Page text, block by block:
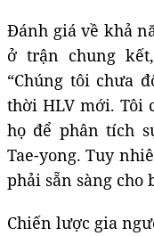
Đánh giá về khả
ở trận chung
“Chúng tôi chưa
thời HLV mới. Tôi
họ để phân tích
Tae-yong. Tuy
phải sẵn sàng cho
Chiến lược gia